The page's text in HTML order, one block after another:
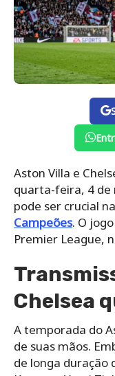
Aston Villa e
quarta-feira, 4 de
pode ser crucial
Campeões. O
Premier League,
Chelsea
A temporada do
de suas mãos.
de longa duração